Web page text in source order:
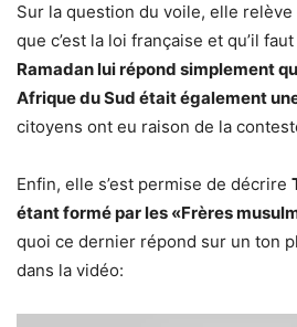
Sur la question du voile, elle
que c’est la loi française et qu’il
Ramadan lui répond simplement
Afrique du Sud était également
citoyens ont eu raison de la
Enfin, elle s’est permise de décrire
étant formé par les «Frères
quoi ce dernier répond sur un ton
dans la vidéo: